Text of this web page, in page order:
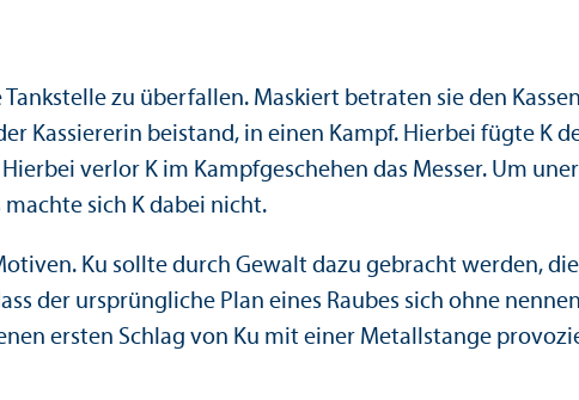
zu überfallen. Maskiert betraten sie den
Kassiererin beistand, in einen Kampf. Hierbei fügte K
verlor K im Kampfgeschehen das Messer. Um
sich K dabei nicht.
Ku sollte durch Gewalt dazu gebracht werden,
der ursprüngliche Plan eines Raubes sich ohne
ersten Schlag von Ku mit einer Metallstange